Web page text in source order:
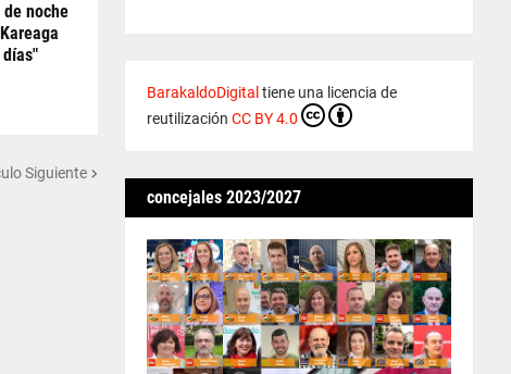
noche
Siguiente
BarakaldoDigital tiene una licencia de
reutilización CC BY 4.0
concejales 2023/2027